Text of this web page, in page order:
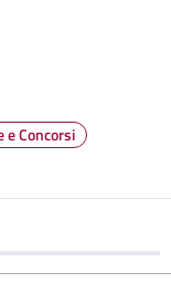
e Concorsi